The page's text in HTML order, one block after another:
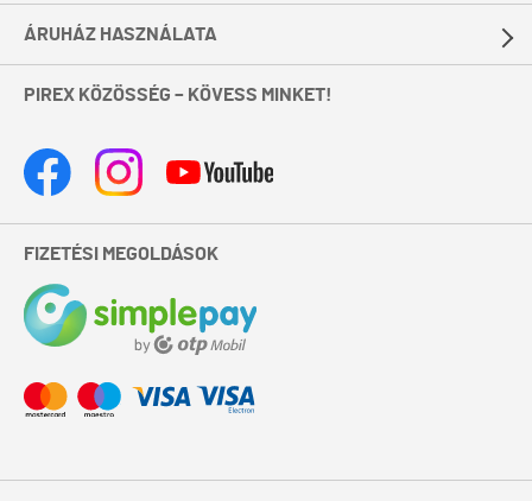
ÁRUHÁZ HASZNÁLATA
PIREX KÖZÖSSÉG – KÖVESS MINKET!
FIZETÉSI MEGOLDÁSOK